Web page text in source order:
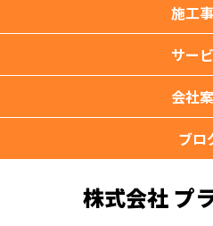
施工
サー
会社
ブロ
株式会社 プ